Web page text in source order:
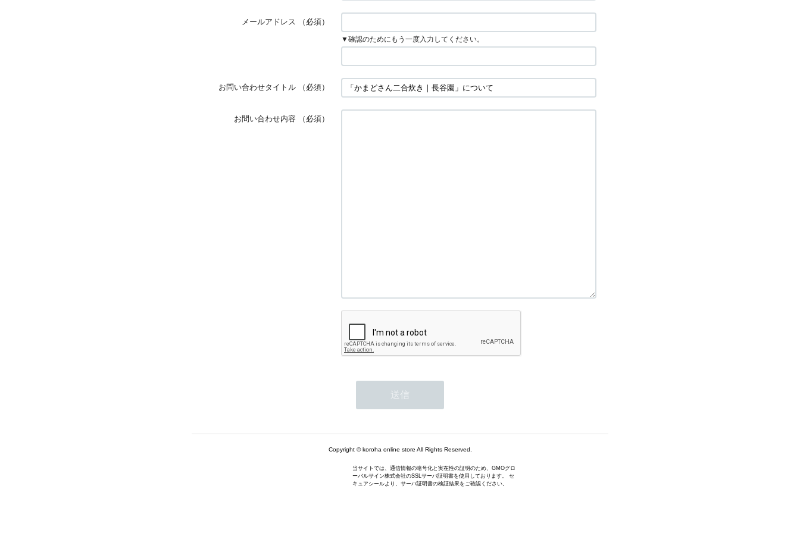
メールアドレス （必須）
▼確認のためにもう一度入力してください。
お問い合わせタイトル （必須）
お問い合わせ内容 （必須）
Copyright © koroha online store All Rights Reserved.
当サイトでは、通信情報の暗号化と実在性の証明のため、GMOグロ
ーバルサイン株式会社のSSLサーバ証明書を使用しております。 セ
キュアシールより、サーバ証明書の検証結果をご確認ください。